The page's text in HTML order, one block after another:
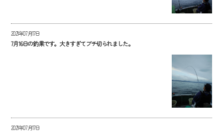
2021年07月17日
7月16日の釣果です。大きすぎてブチ切られました。
2021年07月17日